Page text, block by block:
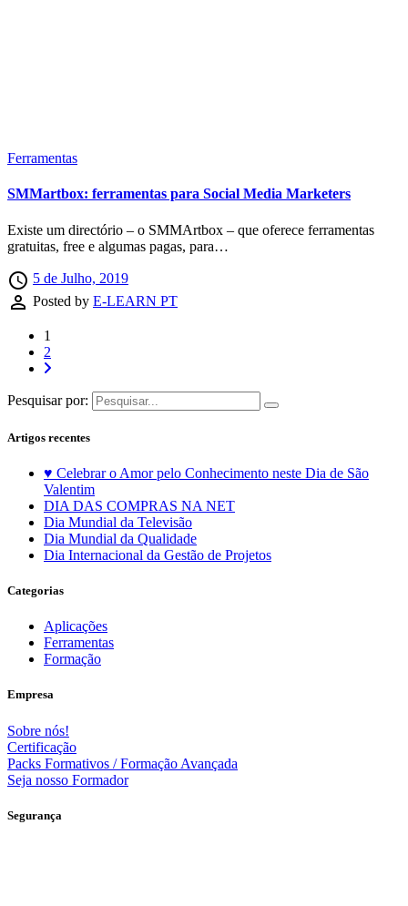
Ferramentas
SMMartbox: ferramentas para Social Media Marketers
Existe um directório – o SMMArtbox – que oferece ferramentas
gratuitas, free e algumas pagas, para…
access_time 5 de Julho, 2019
perm_identity Posted by E-LEARN PT
1
2
Pesquisar por:
Artigos recentes
♥️ Celebrar o Amor pelo Conhecimento neste Dia de São
Valentim
DIA DAS COMPRAS NA NET
Dia Mundial da Televisão
Dia Mundial da Qualidade
Dia Internacional da Gestão de Projetos
Categorias
Aplicações
Ferramentas
Formação
Empresa
Sobre nós!
Certificação
Packs Formativos / Formação Avançada
Seja nosso Formador
Segurança